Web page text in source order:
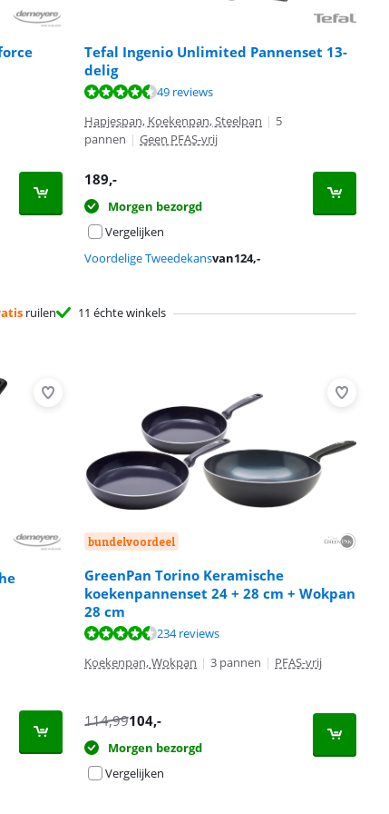
Tefal Ingenio Unlimited Pannenset 13-
delig
49 reviews
Hapjespan, Koekenpan, Steelpan | 5
pannen | Geen PFAS-vrij
189,-
Morgen bezorgd
Vergelijken
Voordelige Tweedekansvan124,-
ruilen 11 échte winkels
bundelvoordeel
GreenPan Torino Keramische
koekenpannenset 24 + 28 cm + Wokpan
28 cm
234 reviews
Koekenpan, Wokpan | 3 pannen | PFAS-vrij
114,99104,-
Morgen bezorgd
Vergelijken